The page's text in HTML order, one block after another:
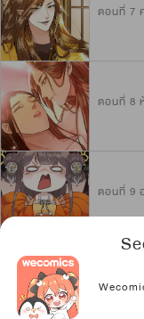
ตอนที่ 7
ตอนที่ 8
ตอนที่ 9
ตอนที่ 10